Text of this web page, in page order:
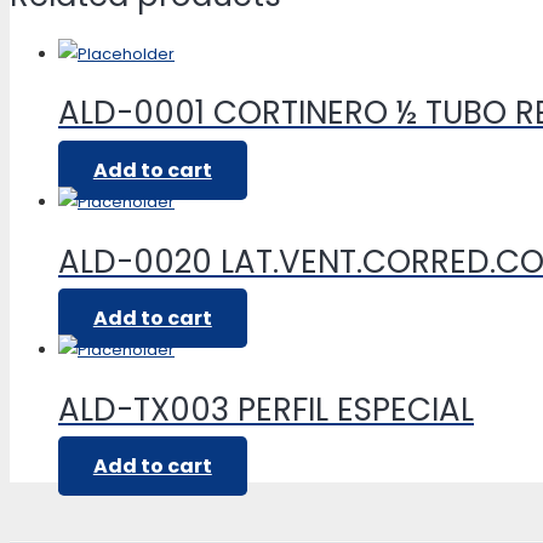
ALD-0001 CORTINERO ½ TUBO
Add to cart
ALD-0020
Add to cart
ALD-TX003 PERFIL ESPECIAL
Add to cart